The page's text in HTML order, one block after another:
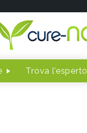
Trova l'esperto